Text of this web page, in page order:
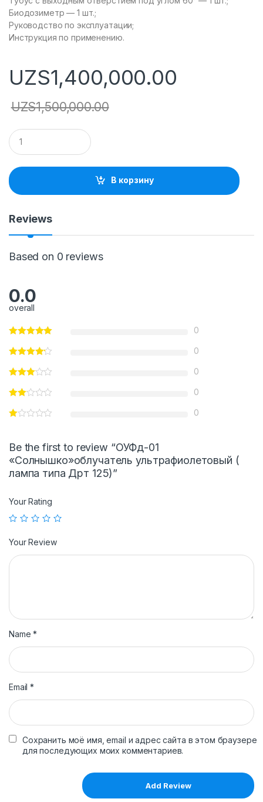
Биодозиметр — 1 шт.;
Руководство по эксплуатации;
Инструкция по применению.
UZS1,400,000.00
UZS1,500,000.00
Q
u
a
t
i
В корзину
Reviews
Based on 0 reviews
0.0
overall
0
0
0
0
0
Be the first to review “ОУФд-01
«Солнышко»облучатель ультрафиолетовый (
лампа типа Дрт 125)”
Your Rating
Your Review
Name*
Email*
Сохранить моё имя, email и адрес сайта в этом браузере
для последующих моих комментариев.